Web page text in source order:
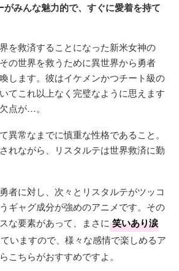
がみんな魅力的で、すぐに愛着を持て
を救済することになった新米女神の
の世界を救うために異世界から勇者
します。彼はイケメンかつチート級の
てこれ以上なく完璧なように思えます
点が…。
異常なまでに慎重な性格であること。
れながら、リスタルテは世界救済に勤
者に対し、次々とリスタルテがツッコ
ギャグ成分が強めのアニメです。その
な要素があって、まさに 笑いあり涙
いますので、様々な感情で楽しめるア
こちらがおすすめですよ。